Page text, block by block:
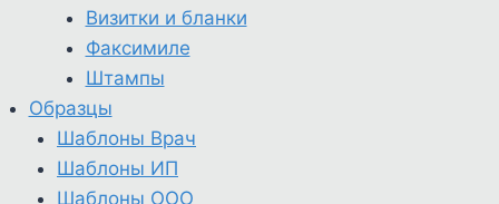
Визитки и бланки
Факсимиле
Штампы
Образцы
Шаблоны Врач
Шаблоны ИП
Шаблоны ООО